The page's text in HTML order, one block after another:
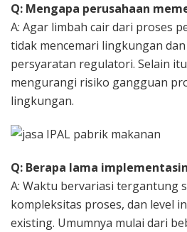
Q: Mengapa perusahaan
A: Agar limbah cair dari proses
tidak mencemari lingkungan
persyaratan regulatori. Selain
mengurangi risiko gangguan
lingkungan.
Q: Berapa lama
A: Waktu bervariasi tergantung
kompleksitas proses, dan level
existing. Umumnya mulai dari